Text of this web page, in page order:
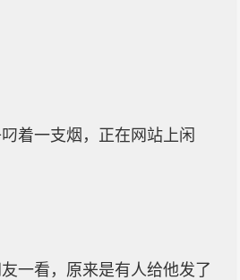
着一支烟，正在网站上闲
一看，原来是有人给他发了